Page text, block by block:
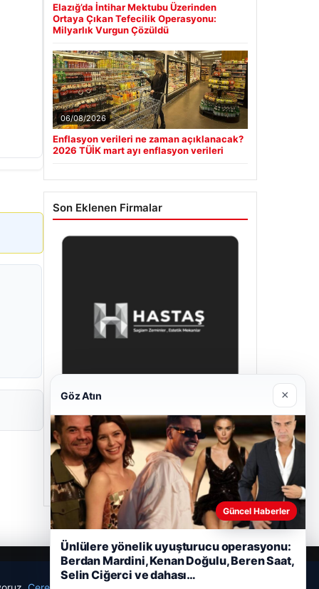
Elazığ’da İntihar Mektubu Üzerinden
Ortaya Çıkan Tefecilik Operasyonu:
Milyarlık Vurgun Çözüldü
06/08/2026
Enflasyon verileri ne zaman açıklanacak?
2026 TÜİK mart ayı enflasyon verileri
Son Eklenen Firmalar
Hastaş Beton
26/05/2026
Göz Atın ×
Güncel Haberler
Ünlülere yönelik uyuşturucu operasyonu:
Berdan Mardini, Kenan Doğulu, Beren Saat,
Selin Ciğerci ve dahası…